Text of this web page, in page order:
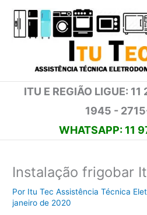
para
ITU E REGIÃO LIGUE:
1945 -
WHATSAPP: 11
Instalação frigobar
Por Itu Tec Assistência Técnica
janeiro de 2020